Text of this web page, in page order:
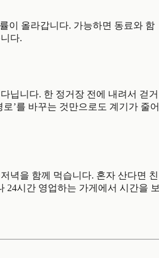
이 올라갑니다. 가능하면 동료와 함
다.
닙니다. 한 정거장 전에 내려서 걷거
’를 바꾸는 것만으로도 계기가 줄어
녁을 함께 먹습니다. 혼자 산다면 친
24시간 영업하는 가게에서 시간을 보